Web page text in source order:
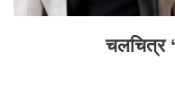
चलचित्र